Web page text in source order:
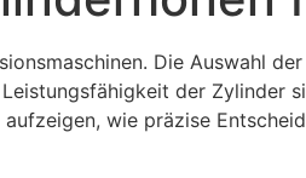
Die Auswahl
der Zylinder
wie präzise